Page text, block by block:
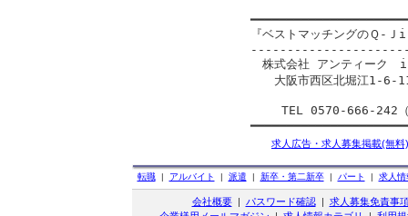
『ベストマッチングのＱ-
株式会社 アンティーク
大阪市西区北堀江1-6-
TEL 0570-666-242（
求人広告・求人募集掲載(無料
転職| アルバイト | 派遣 | 新卒・第二新卒| パート | 求人情
会社概要| パスワード確認| 求人募集免責事